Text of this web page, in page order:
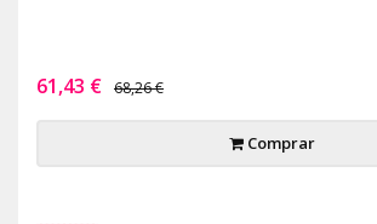
61,43 € 68,26 €
Comprar